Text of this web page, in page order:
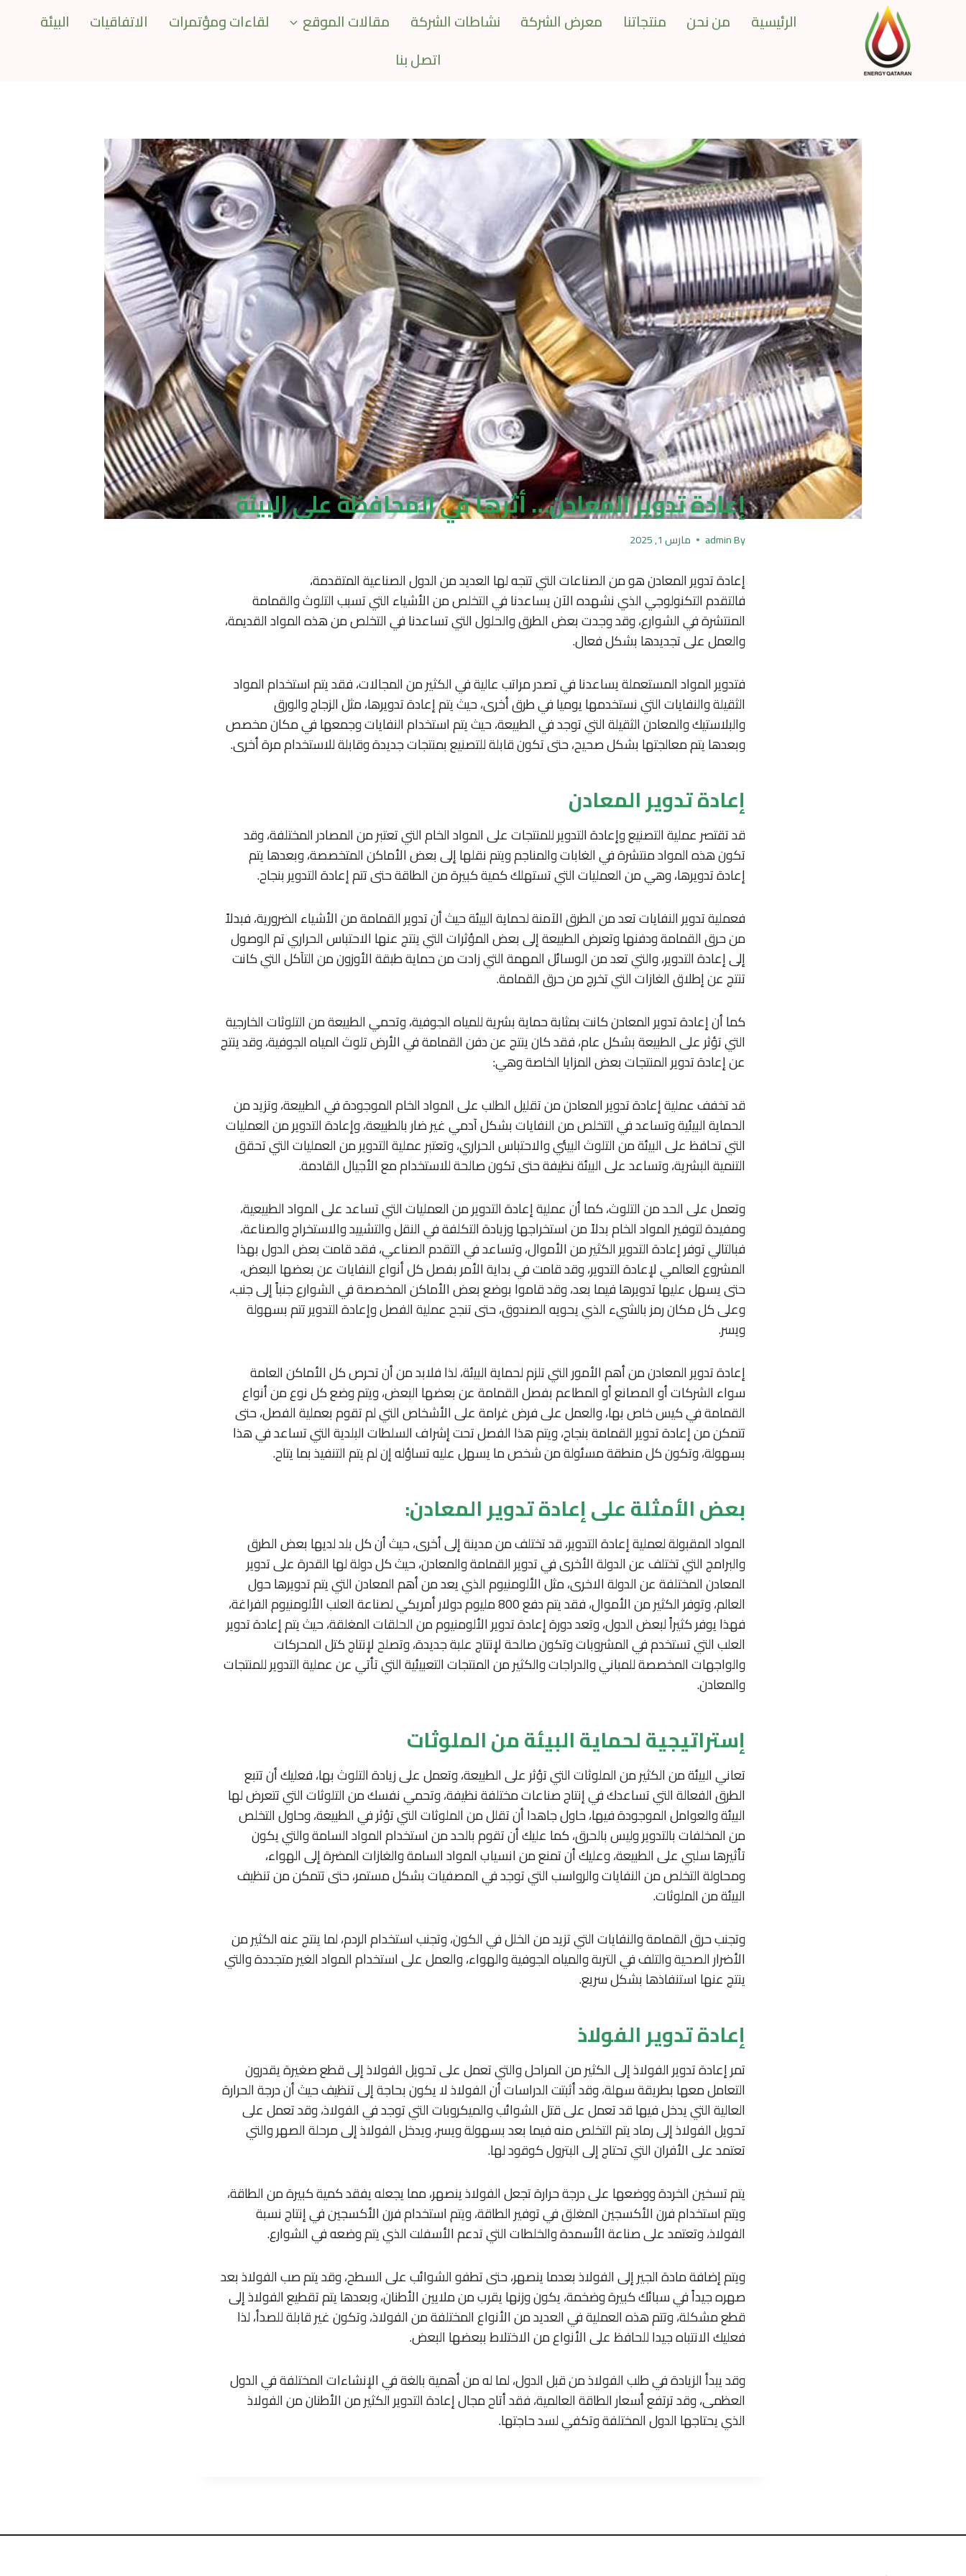
الرئيسية من نحن منتجاتنا معرض الشركة نشاطات الشركة مقالات الموقع لقاءات ومؤتمرات الاتفاقيات
البيئة
اتصل بنا
إعادة تدوير المعادن… أثرها في المحافظة على البيئة
By
admin مارس 1, 2025
إعادة تدوير المعادن هو من الصناعات التي تتجه لها العديد من الدول الصناعية المتقدمة،
فالتقدم التكنولوجي الذي نشهده الآن يساعدنا في التخلص من الأشياء التي تسبب التلوث والقمامة
المنتشرة في الشوارع، وقد وجدت بعض الطرق والحلول التي تساعدنا في التخلص من هذه المواد القديمة،
والعمل على تجديدها بشكل فعال.
فتدوير المواد المستعملة يساعدنا في تصدر مراتب عالية في الكثير من المجالات، فقد يتم استخدام المواد
الثقيلة والنفايات التي نستخدمها يوميا في طرق أخرى، حيث يتم إعادة تدويرها، مثل الزجاج والورق
والبلاستيك والمعادن الثقيلة التي توجد في الطبيعة، حيث يتم استخدام النفايات وجمعها في مكان مخصص
وبعدها يتم معالجتها بشكل صحيح، حتى تكون قابلة للتصنيع بمنتجات جديدة وقابلة للاستخدام مرة أخرى.
إعادة تدوير المعادن
قد تقتصر عملية التصنيع وإعادة التدوير للمنتجات على المواد الخام التي تعتبر من المصادر المختلفة، وقد
تكون هذه المواد منتشرة في الغابات والمناجم ويتم نقلها إلى بعض الأماكن المتخصصة، وبعدها يتم
إعادة تدويرها، وهي من العمليات التي تستهلك كمية كبيرة من الطاقة حتى تتم إعادة التدوير بنجاح.
فعملية تدوير النفايات تعد من الطرق الآمنة لحماية البيئة حيث أن تدوير القمامة من الأشياء الضرورية، فبدلاً
من حرق القمامة ودفنها وتعرض الطبيعة إلى بعض المؤثرات التي ينتج عنها الاحتباس الحراري تم الوصول
إلى إعادة التدوير، والتي تعد من الوسائل المهمة التي زادت من حماية طبقة الأوزون من التآكل التي كانت
تنتج عن إطلاق الغازات التي تخرج من حرق القمامة.
كما أن إعادة تدوير المعادن كانت بمثابة حماية بشرية للمياه الجوفية، وتحمي الطبيعة من التلوثات الخارجية
التي تؤثر على الطبيعة بشكل عام، فقد كان ينتج عن دفن القمامة في الأرض تلوث المياه الجوفية، وقد ينتج
عن إعادة تدوير المنتجات بعض المزايا الخاصة وهي:
قد تخفف عملية إعادة تدوير المعادن من تقليل الطلب على المواد الخام الموجودة في الطبيعة، وتزيد من
الحماية البيئية وتساعد في التخلص من النفايات بشكل آدمي غير ضار بالطبيعة، وإعادة التدوير من العمليات
التي تحافظ على البيئة من التلوث البيئي والاحتباس الحراري، وتعتبر عملية التدوير من العمليات التي تحقق
التنمية البشرية، وتساعد على البيئة نظيفة حتى تكون صالحة للاستخدام مع الأجيال القادمة.
وتعمل على الحد من التلوث، كما أن عملية إعادة التدوير من العمليات التي تساعد على المواد الطبيعية،
ومفيدة لتوفير المواد الخام بدلاً من استخراجها وزيادة التكلفة في النقل والتشييد والاستخراج والصناعة،
فبالتالي توفر إعادة التدوير الكثير من الأموال، وتساعد في التقدم الصناعي، فقد قامت بعض الدول بهذا
المشروع العالمي لإعادة التدوير، وقد قامت في بداية الأمر بفصل كل أنواع النفايات عن بعضها البعض،
حتى يسهل عليها تدويرها فيما بعد، وقد قاموا بوضع بعض الأماكن المخصصة في الشوارع جنباً إلى جنب،
وعلى كل مكان رمز بالشيء الذي يحويه الصندوق، حتى تنجح عملية الفصل وإعادة التدوير تتم بسهولة
ويسر.
إعادة تدوير المعادن من أهم الأمور التي تلزم لحماية البيئة، لذا فلابد من أن تحرص كل الأماكن العامة
سواء الشركات أو المصانع أو المطاعم بفصل القمامة عن بعضها البعض، ويتم وضع كل نوع من أنواع
القمامة في كيس خاص بها، والعمل على فرض غرامة على الأشخاص التي لم تقوم بعملية الفصل، حتى
تتمكن من إعادة تدوير القمامة بنجاح، ويتم هذا الفصل تحت إشراف السلطات البلدية التي تساعد في هذا
بسهولة، وتكون كل منطقة مسئولة من شخص ما يسهل عليه تساؤله إن لم يتم التنفيذ بما يتاح.
بعض الأمثلة على إعادة تدوير المعادن:
المواد المقبولة لعملية إعادة التدوير، قد تختلف من مدينة إلى أخرى، حيث أن كل بلد لديها بعض الطرق
والبرامج التي تختلف عن الدولة الأخرى في تدوير القمامة والمعادن، حيث كل دولة لها القدرة على تدوير
المعادن المختلفة عن الدولة الاخرى، مثل الألومنيوم الذي يعد من أهم المعادن التي يتم تدويرها حول
العالم، وتوفر الكثير من الأموال، فقد يتم دفع 800 مليوم دولار أمريكي لصناعة العلب الألومنيوم الفراغة،
فهذا يوفر كثيراً لبعض الدول، وتعد دورة إعادة تدوير الألومنيوم من الحلقات المغلقة، حيث يتم إعادة تدوير
العلب التي تستخدم في المشروبات وتكون صالحة لإنتاج علبة جديدة، وتصلح لإنتاج كتل المحركات
والواجهات المخصصة للمباني والدراجات والكثير من المنتجات التعبيئية التي تأتي عن عملية التدوير للمنتجات
والمعادن.
إستراتيجية لحماية البيئة من الملوثات
تعاني البيئة من الكثير من الملوثات التي تؤثر على الطبيعة، وتعمل على زيادة التلوث بها، فعليك أن تتبع
الطرق الفعالة التي تساعدك في إنتاج صناعات مختلفة نظيفة، وتحمي نفسك من التلوثات التي تتعرض لها
البيئة والعوامل الموجودة فيها، حاول جاهدا أن تقلل من الملوثات التي تؤثر في الطبيعة، وحاول التخلص
من المخلفات بالتدوير وليس بالحرق، كما عليك أن تقوم بالحد من استخدام المواد السامة والتي يكون
تأثيرها سلبي على الطبيعة، وعليك أن تمنع من انسياب المواد السامة والغازات المضرة إلى الهواء،
ومحاولة التخلص من النفايات والرواسب التي توجد في المصفيات بشكل مستمر، حتى تتمكن من تنظيف
البيئة من الملوثات.
وتجنب حرق القمامة والنفايات التي تزيد من الخلل في الكون، وتجنب استخدام الردم، لما ينتج عنه الكثير من
الأضرار الصحية والتلف في التربة والمياه الجوفية والهواء، والعمل على استخدام المواد الغير متجددة والتي
ينتج عنها استنفاذها بشكل سريع.
إعادة تدوير الفولاذ
تمر إعادة تدوير الفولاذ إلى الكثير من المراحل والتي تعمل على تحويل الفولاذ إلى قطع صغيرة يقدرون
التعامل معها بطريقة سهلة، وقد أثبتت الدراسات أن الفولاذ لا يكون بحاجة إلى تنظيف حيث أن درجة الحرارة
العالية التي يدخل فيها قد تعمل على قتل الشوائب والميكروبات التي توجد في الفولاذ، وقد تعمل على
تحويل الفولاذ إلى رماد يتم التخلص منه فيما بعد بسهولة ويسر، ويدخل الفولاذ إلى مرحلة الصهر والتي
تعتمد على الأفران التي تحتاج إلى البترول كوقود لها.
يتم تسخين الخردة ووضعها على درجة حرارة تجعل الفولاذ ينصهر، مما يجعله يفقد كمية كبيرة من الطاقة،
ويتم استخدام فرن الأكسجين المغلق في توفير الطاقة، ويتم استخدام فرن الأكسجين في إنتاج نسبة
الفولاذ، وتعتمد على صناعة الأسمدة والخلطات التي تدعم الأسفلت الذي يتم وضعه في الشوارع.
ويتم إضافة مادة الجير إلى الفولاذ بعدما ينصهر، حتى تطفو الشوائب على السطح، وقد يتم صب الفولاذ بعد
صهره جيداً في سبائك كبيرة وضخمة، يكون وزنها يقرب من ملايين الأطنان، وبعدها يتم تقطيع الفولاذ إلى
قطع مشكلة، وتتم هذه العملية في العديد من الأنواع المختلفة من الفولاذ، وتكون غير قابلة للصدأ، لذا
فعليك الانتباه جيدا للحافظ على الأنواع من الاختلاط ببعضها البعض.
وقد يبدأ الزيادة في طلب الفولاذ من قبل الدول، لما له من أهمية بالغة في الإنشاءات المختلفة في الدول
العظمى، وقد ترتفع أسعار الطاقة العالمية، فقد أتاح مجال إعادة التدوير الكثير من الأطنان من الفولاذ
الذي يحتاجها الدول المختلفة وتكفي لسد حاجتها.